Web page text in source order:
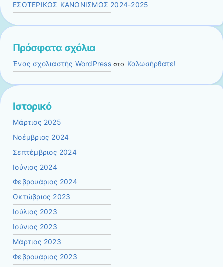
ΕΣΩΤΕΡΙΚΟΣ ΚΑΝΟΝΙΣΜΟΣ 2024-2025
Πρόσφατα σχόλια
Ένας σχολιαστής WordPressστο Καλωσήρθατε!
Ιστορικό
Μάρτιος 2025
Νοέμβριος 2024
Σεπτέμβριος 2024
Ιούνιος 2024
Φεβρουάριος 2024
Οκτώβριος 2023
Ιούλιος 2023
Ιούνιος 2023
Μάρτιος 2023
Φεβρουάριος 2023